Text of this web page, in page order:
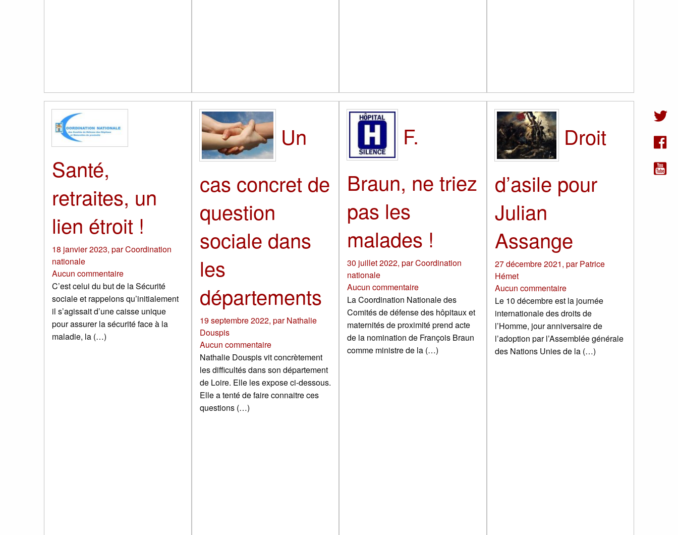
Santé,
retraites, un
lien étroit !
18 janvier 2023, parCoordination
nationale
Aucun commentaire
C’est celui du but de la Sécurité
sociale et rappelons qu’initialement
il s’agissait d’une caisse unique
pour assurer la sécurité face à la
maladie, la (…)
Un
cas concret de
question
sociale dans
les
départements
19 septembre 2022, parNathalie
Douspis
Aucun commentaire
Nathalie Douspis vit concrètement
les difficultés dans son département
de Loire. Elle les expose ci-dessous.
Elle a tenté de faire connaitre ces
questions (…)
F.
Braun, ne triez
pas les
malades !
30 juillet 2022, parCoordination
nationale
Aucun commentaire
La Coordination Nationale des
Comités de défense des hôpitaux et
maternités de proximité prend acte
de la nomination de François Braun
comme ministre de la (…)
Droit
d’asile pour
Julian
Assange
27 décembre 2021, parPatrice
Hémet
Aucun commentaire
Le 10 décembre est la journée
internationale des droits de
l’Homme, jour anniversaire de
l’adoption par l’Assemblée générale
des Nations Unies de la (…)